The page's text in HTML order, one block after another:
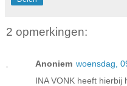
2 opmerkingen:
Anoniem woensdag,
INA VONK heeft hierbij